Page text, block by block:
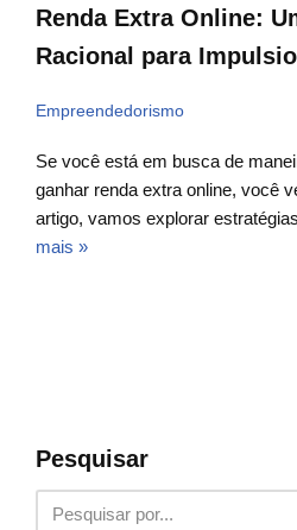
Renda Extra Online:
Racional para
Empreendedorismo
Se você está em busca de
ganhar renda extra online, você
artigo, vamos explorar
mais »
Pesquisar